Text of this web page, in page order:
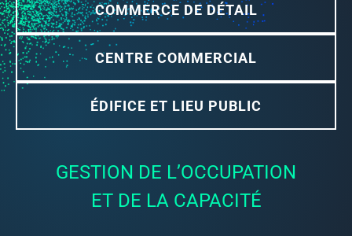
COMMERCE DE DÉTAIL
CENTRE COMMERCIAL
ÉDIFICE ET LIEU PUBLIC
GESTION DE L’OCCUPATION
ET DE LA CAPACITÉ